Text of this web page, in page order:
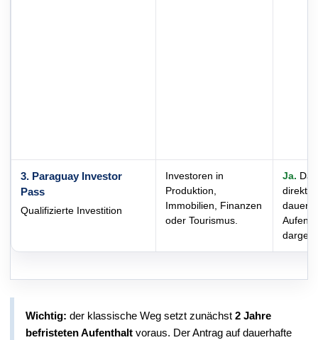
3. Paraguay Investor
Pass
Qualifizierte Investition
Investoren in
Produktion,
Immobilien, Finanzen
oder Tourismus.
Ja.
Wichtig: der klassische Weg setzt zunächst 2 Jahre
befristeten Aufenthalt voraus. Der Antrag auf dauerhafte